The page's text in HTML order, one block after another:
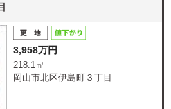
3,958万円
218.1㎡
岡山市北区伊島町３丁目